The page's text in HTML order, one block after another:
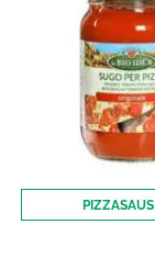
PIZZASAUS